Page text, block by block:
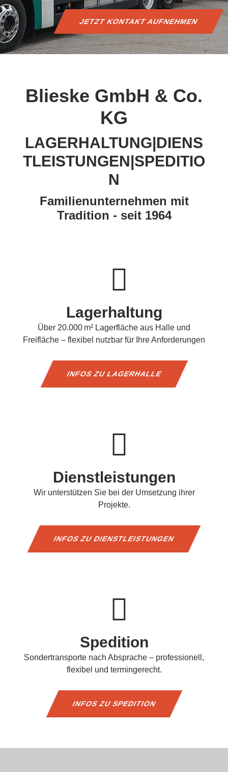
JETZT KONTAKT AUFNEHMEN
Blieske GmbH & Co.
KG
LAGERHALTUNG|DIENS
TLEISTUNGEN|SPEDITIO
N
Familienunternehmen mit
Tradition - seit 1964
Lagerhaltung
Über 20.000 m² Lagerfläche aus Halle und
Freifläche – flexibel nutzbar für Ihre Anforderungen
INFOS ZU LAGERHALLE
Dienstleistungen
Wir unterstützen Sie bei der Umsetzung ihrer
Projekte.
INFOS ZU DIENSTLEISTUNGEN
Spedition
Sondertransporte nach Absprache – professionell,
flexibel und termingerecht.
INFOS ZU SPEDITION